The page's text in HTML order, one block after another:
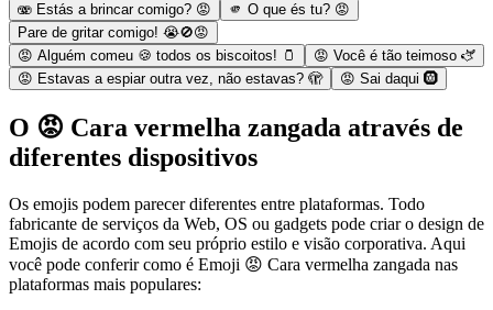
🫨 Estás a brincar comigo? 😡
🫵 O que és tu? 😡
Pare de gritar comigo! 😭🚫😡
😡 Alguém comeu 🍪 todos os biscoitos! 🫙
😡 Você é tão teimoso 🫏
😡 Estavas a espiar outra vez, não estavas? 🫣
😡 Sai daqui 🛞
O 😡 Cara vermelha zangada através de
diferentes dispositivos
Os emojis podem parecer diferentes entre plataformas. Todo
fabricante de serviços da Web, OS ou gadgets pode criar o design de
Emojis de acordo com seu próprio estilo e visão corporativa. Aqui
você pode conferir como é Emoji 😡 Cara vermelha zangada nas
plataformas mais populares: